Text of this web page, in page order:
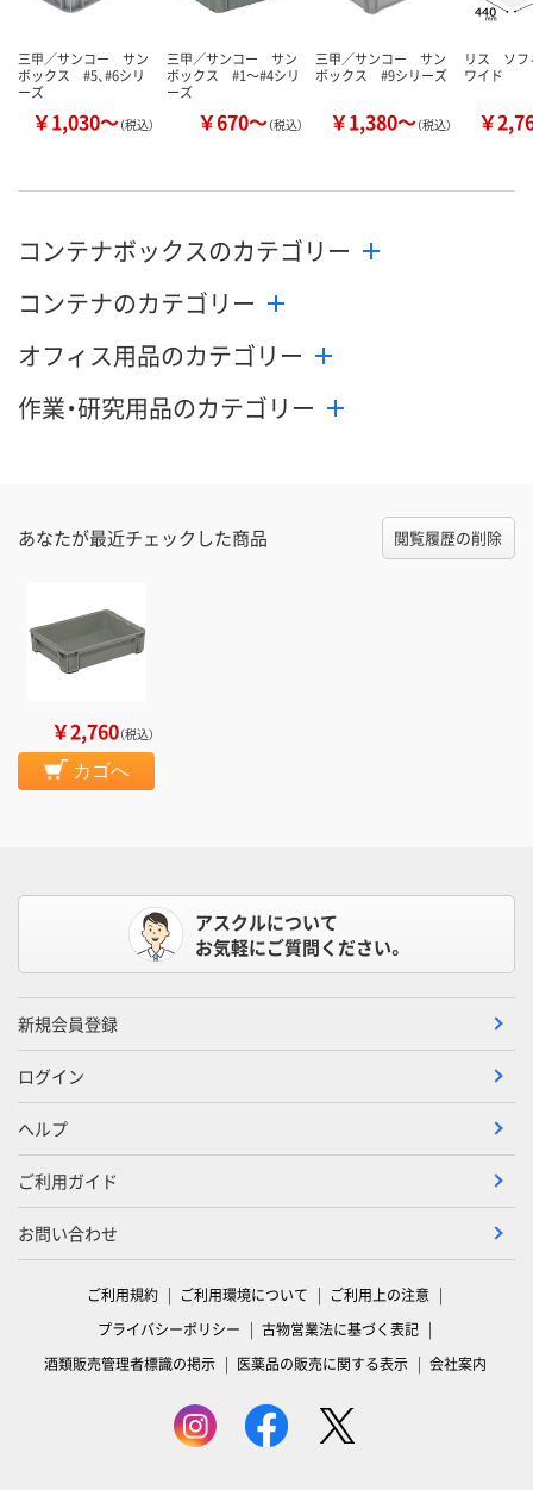
三甲／サンコー サン
ボックス #5、#6シリ
ーズ
￥1,030～（税込）
三甲／サンコー サン
ボックス #1～#4シリ
ーズ
￥670～（税込）
三甲／サンコー サン
ボックス #9シリーズ
￥1,380～（税込）
リス ソ
ワイド
￥
コンテナボックスのカテゴリー
コンテナのカテゴリー
オフィス用品のカテゴリー
作業・研究用品のカテゴリー
あなたが最近チェックした商品 閲覧履歴の削除
￥2,760（税込）
カゴへ
アスクルについて
お気軽にご質問ください。
新規会員登録
ログイン
ヘルプ
ご利用ガイド
お問い合わせ
ご利用規約 ご利用環境について
ご利用上の注意
プライバシーポリシー
古物営業法に基づく表記
酒類販売管理者標識の掲示
医薬品の販売に関する表示 会社案内